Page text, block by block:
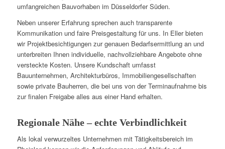
umfangreichen Bauvorhaben im Düsseldorfer Süden.
Neben unserer Erfahrung sprechen auch transparente
Kommunikation und faire Preisgestaltung für uns. In Eller bieten
wir Projektbesichtigungen zur genauen Bedarfsermittlung an und
unterbreiten Ihnen individuelle, nachvollziehbare Angebote ohne
versteckte Kosten. Unsere Kundschaft umfasst
Bauunternehmen, Architekturbüros, Immobiliengesellschaften
sowie private Bauherren, die bei uns von der Terminaufnahme bis
zur finalen Freigabe alles aus einer Hand erhalten.
Regionale Nähe – echte Verbindlichkeit
Als lokal verwurzeltes Unternehmen mit Tätigkeitsbereich im